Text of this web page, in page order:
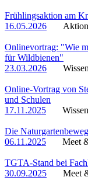
Frühlingsaktion am
16.05.2026
Onlinevortrag: "Wie
für Wildbienen"
23.03.2026
Wissen
Online-Vortrag von
und Schulen
17.11.2025
Wissen
Die
06.11.2025
Meet
TGTA-Stand bei
30.09.2025
Meet